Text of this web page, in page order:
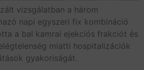
vizsgálatban a három
napi egyszeri fix kombináció
a bal kamrai ejekciós frakciót és
miatti hospitalizációk
gyakoriságát.